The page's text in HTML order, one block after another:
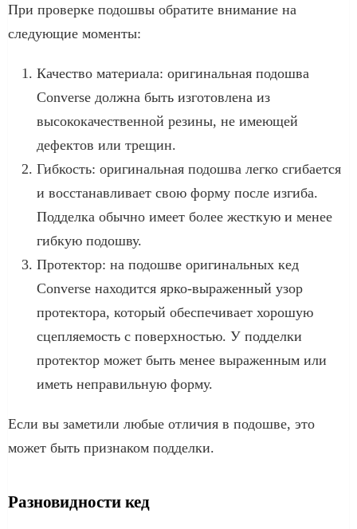
При проверке подошвы обратите внимание на
следующие моменты:
Качество материала: оригинальная подошва
Converse должна быть изготовлена из
высококачественной резины, не имеющей
дефектов или трещин.
Гибкость: оригинальная подошва легко сгибается
и восстанавливает свою форму после изгиба.
Подделка обычно имеет более жесткую и менее
гибкую подошву.
Протектор: на подошве оригинальных кед
Converse находится ярко-выраженный узор
протектора, который обеспечивает хорошую
сцепляемость с поверхностью. У подделки
протектор может быть менее выраженным или
иметь неправильную форму.
Если вы заметили любые отличия в подошве, это
может быть признаком подделки.
Разновидности кед